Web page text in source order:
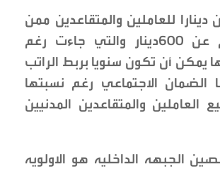
دينارا للعاملين والمتقاعدين ممن
تقل رواتبهم عن ٦٠٠دينار والتي جاءت رغم
يمكن أن تكون سنويا بربط الراتب
الضمان الاجتماعي رغم نسبتها
العاملين والمتقاعدين المدنيين
الجبهه الداخليه هو الاولويه